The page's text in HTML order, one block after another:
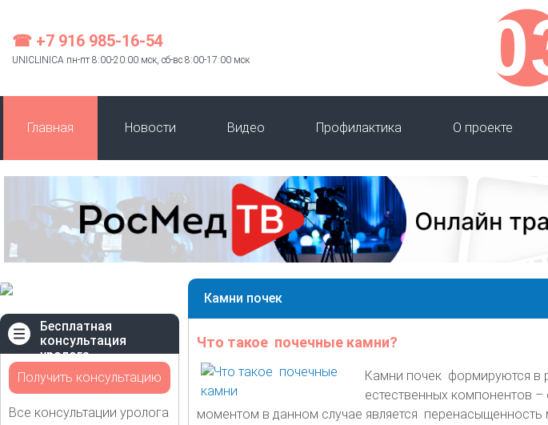
☎ +7 916 985-16-54
UNICLINICA пн-пт 8:00-20:00 мск, сб-вс 8:00-17:00 мск
Главная Новости Видео Профилактика О проекте
Бесплатная
консультация
уролога
Получить консультацию
Все консультации уролога
Камни почек
Что такое почечные камни?
Камни почек формируются в
естественных компонентов
моментом в данном случае является перенасыщенность